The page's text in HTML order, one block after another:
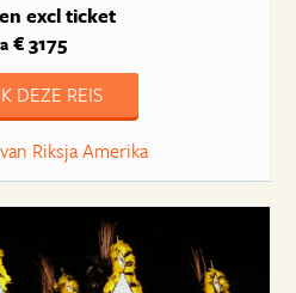
excl ticket
€ 3175
DEZE REIS
Riksja Amerika